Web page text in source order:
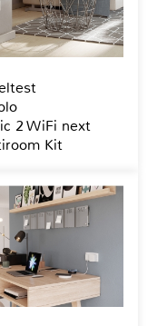
2 WiFi next
Kit